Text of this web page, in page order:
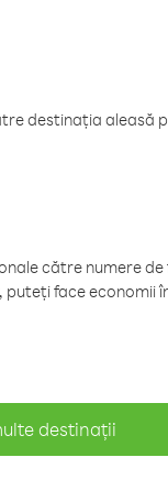
destinația aleasă
către numere
face
destinații